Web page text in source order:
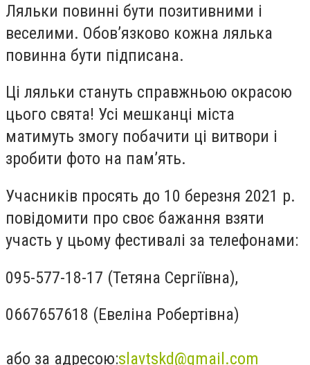
Ляльки повинні бути позитивними і
веселими. Обов’язково кожна лялька
повинна бути підписана.
Ці ляльки стануть справжньою окрасою
цього свята! Усі мешканці міста
матимуть змогу побачити ці витвори і
зробити фото на пам’ять.
Учасників просять до 10 березня 2021 р.
повідомити про своє бажання взяти
участь у цьому фестивалі за телефонами:
095-577-18-17 (Тетяна Сергіївна),
0667657618 (Евеліна Робертівна)
або за адресою:slavtskd@gmail.com